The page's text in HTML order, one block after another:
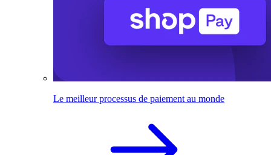
Le meilleur processus de paiement au monde